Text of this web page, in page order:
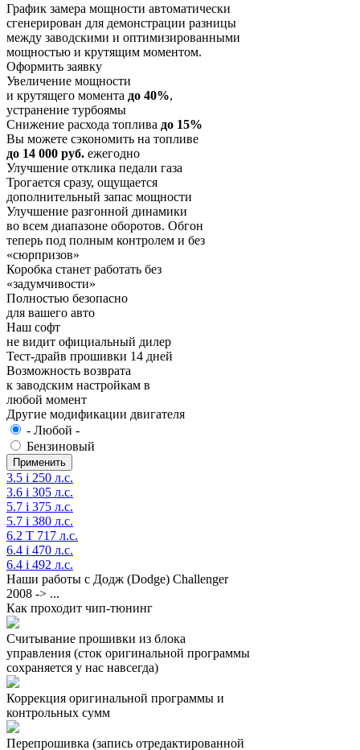
График замера мощности автоматически
сгенерирован для демонстрации разницы
между заводскими и оптимизированными
мощностью и крутящим моментом.
Оформить заявку
Увеличение мощности
и крутящего момента до 40%,
устранение турбоямы
Снижение расхода топлива до 15%
Вы можете сэкономить на топливе
до 14 000 руб. ежегодно
Улучшение отклика педали газа
Трогается сразу, ощущается
дополнительный запас мощности
Улучшение разгонной динамики
во всем диапазоне оборотов. Обгон
теперь под полным контролем и без
«сюрпризов»
Коробка станет работать без
«задумчивости»
Полностью безопасно
для вашего авто
Наш софт
не видит официальный дилер
Тест-драйв прошивки 14 дней
Возможность возврата
к заводским настройкам в
любой момент
Другие модификации двигателя
- Любой -
Бензиновый
3.5 i 250 л.с.
3.6 i 305 л.с.
5.7 i 375 л.с.
5.7 i 380 л.с.
6.2 T 717 л.с.
6.4 i 470 л.с.
6.4 i 492 л.с.
Наши работы с Додж (Dodge) Challenger
2008 -> ...
Как проходит чип-тюнинг
Считывание прошивки из блока
управления (сток оригинальной программы
сохраняется у нас навсегда)
Коррекция оригинальной программы и
контрольных сумм
Перепрошивка (запись отредактированной